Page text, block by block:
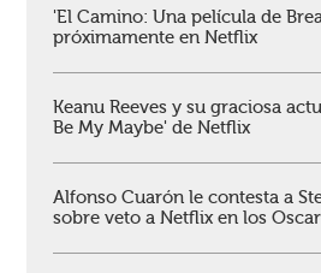
'El Camino: Una película de
próximamente en Netflix
Keanu Reeves y su graciosa
Be My Maybe' de Netflix
Alfonso Cuarón le contesta a
sobre veto a Netflix en los Oscar